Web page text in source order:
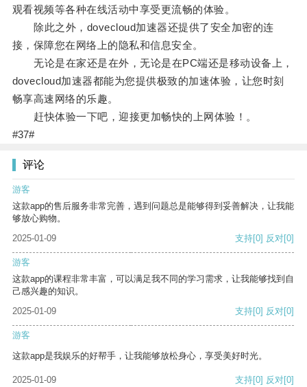
观看视频等各种在线活动中享受更流畅的体验。
除此之外，dovecloud加速器还提供了安全加密的连
接，保障您在网络上的隐私和信息安全。
无论是在家还是在外，无论是在PC端还是移动设备上，
dovecloud加速器都能为您提供极致的加速体验，让您时刻
畅享高速网络的乐趣。
赶快体验一下吧，迎接更加畅快的上网体验！。
#37#
评论
游客
这款app的售后服务非常完善，遇到问题总是能够得到妥善解决，让我能
够放心购物。
2025-01-09
支持[0] 反对[0]
游客
这款app的课程非常丰富，可以满足我不同的学习需求，让我能够找到自
己感兴趣的知识。
2025-01-09
支持[0] 反对[0]
游客
这款app是我娱乐的好帮手，让我能够放松身心，享受美好时光。
2025-01-09 支持[0] 反对[0]